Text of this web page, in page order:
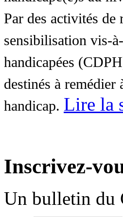
Par des activités de
sensibilisation vis-
handicapées
destinés à
handicap. Lire la
Inscrivez-
Un bulletin du